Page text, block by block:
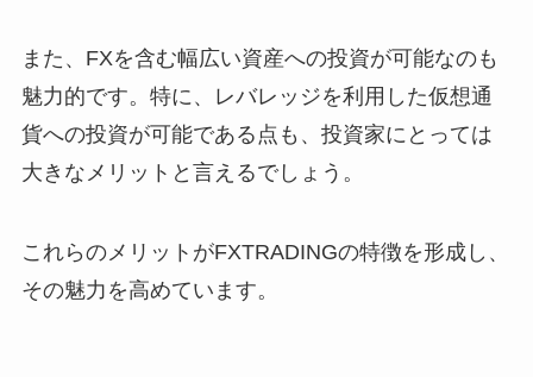
また、FXを含む幅広い資産への投資が可能なのも
魅力的です。特に、レバレッジを利用した仮想通
貨への投資が可能である点も、投資家にとっては
大きなメリットと言えるでしょう。
これらのメリットがFXTRADINGの特徴を形成し、
その魅力を高めています。